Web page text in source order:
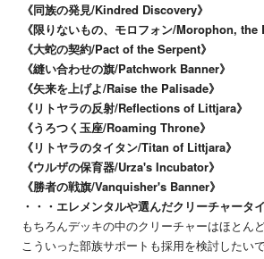
《同族の発見/Kindred Discovery》
《限りないもの、モロフォン/Morophon, the
《大蛇の契約/Pact of the Serpent》
《縫い合わせの旗/Patchwork Banner》
《矢来を上げよ/Raise the Palisade》
《リトヤラの反射/Reflections of Littjara》
《うろつく玉座/Roaming Throne》
《リトヤラのタイタン/Titan of Littjara》
《ウルザの保育器/Urza's Incubator》
《勝者の戦旗/Vanquisher's Banner》
・・・エレメンタルや選んだクリーチャータ
もちろんデッキの中のクリーチャーはほとん
こういった部族サポートも採用を検討したいで